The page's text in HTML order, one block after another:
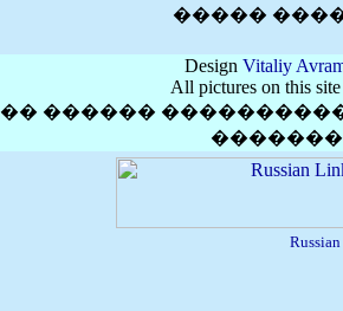
�����
Design Vitaliy
All pictures on this
�� ������